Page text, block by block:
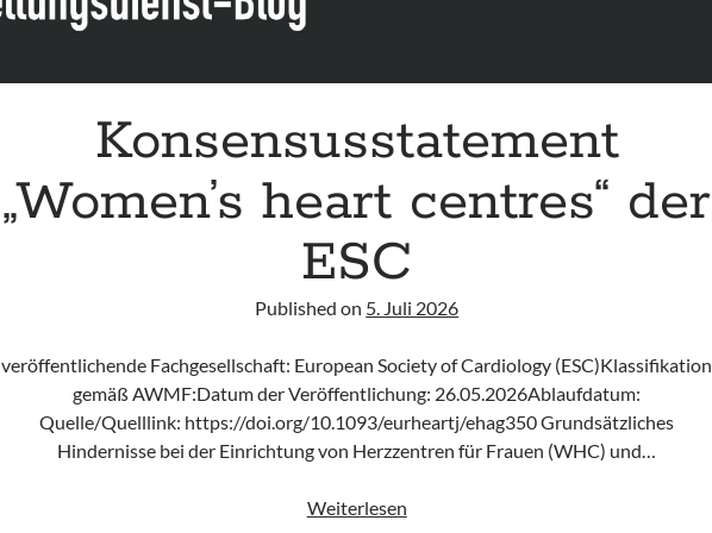
Konsensusstatement
„Women’s heart centres“ der
ESC
Published on 5. Juli 2026
veröffentlichende Fachgesellschaft: European Society of Cardiology (ESC)Klassifikation
gemäß AWMF:Datum der Veröffentlichung: 26.05.2026Ablaufdatum:
Quelle/Quelllink: https://doi.org/10.1093/eurheartj/ehag350 Grundsätzliches
Hindernisse bei der Einrichtung von Herzzentren für Frauen (WHC) und…
WeiterlesenKonsensusstatement